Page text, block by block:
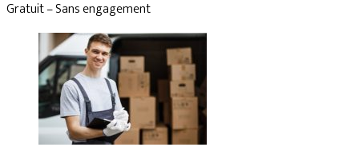
Gratuit – Sans engagement